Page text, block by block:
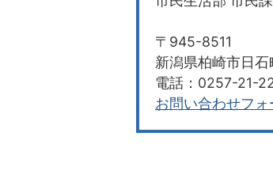
〒945-8511
新潟県柏崎市日
電話：0257-21-
お問い合わせフォ